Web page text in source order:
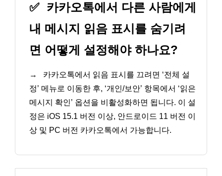
✅ 카카오톡에서 다른 사람에게
내 메시지 읽음 표시를 숨기려
면 어떻게 설정해야 하나요?
→
카카오톡에서 읽음 표시를 끄려면 ‘전체 설
정’ 메뉴로 이동한 후, ‘개인/보안’ 항목에서 ‘읽은
메시지 확인’ 옵션을 비활성화하면 됩니다. 이 설
정은 iOS 15.1 버전 이상, 안드로이드 11 버전 이
상 및 PC 버전 카카오톡에서 가능합니다.